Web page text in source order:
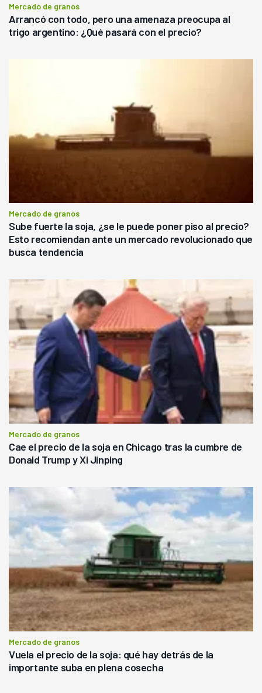
Mercado de granos
Arrancó con todo, pero una amenaza preocupa al
trigo argentino: ¿Qué pasará con el precio?
Mercado de granos
Sube fuerte la soja, ¿se le puede poner piso al precio?
Esto recomiendan ante un mercado revolucionado que
busca tendencia
Mercado de granos
Cae el precio de la soja en Chicago tras la cumbre de
Donald Trump y Xi Jinping
Mercado de granos
Vuela el precio de la soja: qué hay detrás de la
importante suba en plena cosecha